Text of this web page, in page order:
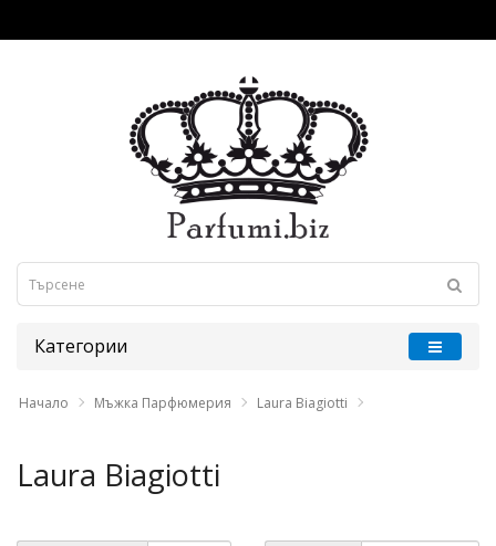
Категории
Начало Мъжка Парфюмерия Laura Biagiotti
Laura Biagiotti